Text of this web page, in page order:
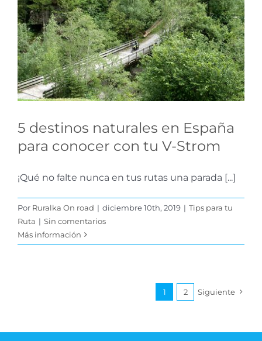
5 destinos naturales en
España para conocer
con tu V-Strom
Tips para tu Ruta
5 destinos naturales en España
para conocer con tu V-Strom
¡Qué no falte nunca en tus rutas una parada [...]
Por Ruralka On road | diciembre 10th, 2019 | Tips para tu
Ruta | Sin comentarios
Más información
1 2 Siguiente